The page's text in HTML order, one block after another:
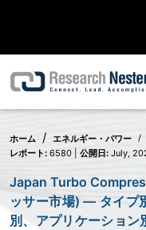
ホーム エネルギー・パワー
レポート: 6580 | 公開日: July,
Japan Turbo
ッサー市場) — タイプ
別、アプリケーション